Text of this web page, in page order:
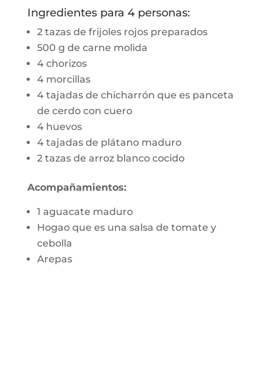
Ingredientes para 4 personas:
2 tazas de frijoles rojos preparados
500 g de carne molida
4 chorizos
4 morcillas
4 tajadas de chicharrón que es panceta
de cerdo con cuero
4 huevos
4 tajadas de plátano maduro
2 tazas de arroz blanco cocido
Acompañamientos:
1 aguacate maduro
Hogao que es una salsa de tomate y
cebolla
Arepas